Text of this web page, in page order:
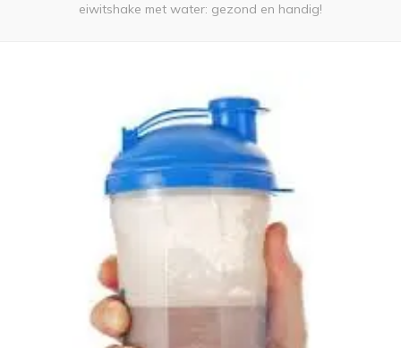
eiwitshake met water: gezond en handig!